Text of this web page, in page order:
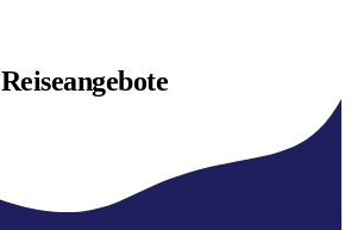
Reiseangebote